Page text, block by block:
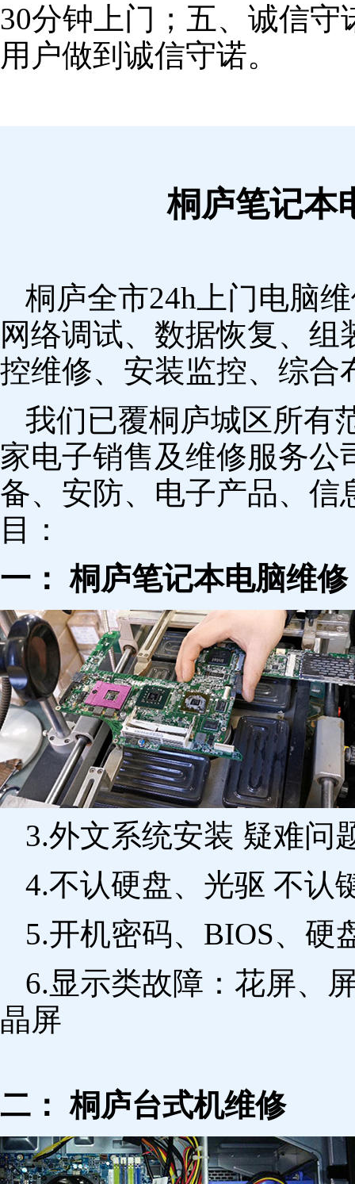
30分钟上门；五、诚信
用户做到诚信守诺。
桐庐笔记本
桐庐全市24h上门电脑
网络调试、数据恢复、
控维修、安装监控、综合
我们已覆桐庐城区所有
家电子销售及维修服务公
备、安防、电子产品、信
目：
一： 桐庐笔记本电脑维修
3.外文系统安装 疑难问
4.不认硬盘、光驱 不认
5.开机密码、BIOS、硬
6.显示类故障：花屏、
晶屏
二： 桐庐台式机维修